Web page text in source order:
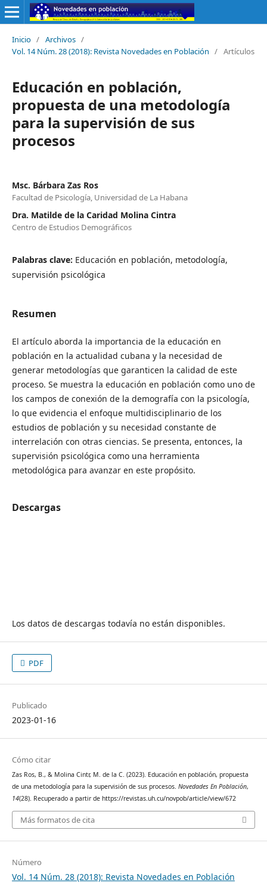
Inicio / Archivos /
Vol. 14 Núm. 28 (2018): Revista Novedades en Población / Artículos
Educación en población,
propuesta de una metodología
para la supervisión de sus
procesos
Msc. Bárbara Zas Ros
Facultad de Psicología, Universidad de La Habana
Dra. Matilde de la Caridad Molina Cintra
Centro de Estudios Demográficos
Palabras clave: Educación en población, metodología,
supervisión psicológica
Resumen
El artículo aborda la importancia de la educación en
población en la actualidad cubana y la necesidad de
generar metodologías que garanticen la calidad de este
proceso. Se muestra la educación en población como uno de
los campos de conexión de la demografía con la psicología,
lo que evidencia el enfoque multidisciplinario de los
estudios de población y su necesidad constante de
interrelación con otras ciencias. Se presenta, entonces, la
supervisión psicológica como una herramienta
metodológica para avanzar en este propósito.
Descargas
Los datos de descargas todavía no están disponibles.
PDF
Publicado
2023-01-16
Cómo citar
Zas Ros, B., & Molina Cintr, M. de la C. (2023). Educación en población, propuesta
de una metodología para la supervisión de sus procesos. Novedades En Población,
14(28). Recuperado a partir de https://revistas.uh.cu/novpob/article/view/672
Más formatos de cita
Número
Vol. 14 Núm. 28 (2018): Revista Novedades en Población